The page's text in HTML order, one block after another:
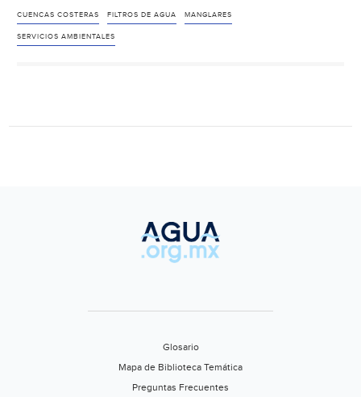
y
CUENCAS COSTERAS FILTROS DE AGUA MANGLARES
SERVICIOS AMBIENTALES
Glosario
Mapa de Biblioteca Temática
Preguntas Frecuentes